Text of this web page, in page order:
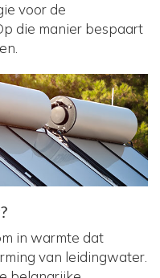
voor de
die manier bespaart
in warmte dat
van leidingwater.